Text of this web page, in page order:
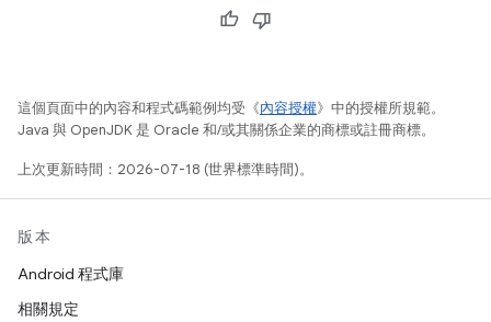
這個頁面中的內容和程式碼範例均受《內容授權》中的授權所規範。
Java 與 OpenJDK 是 Oracle 和/或其關係企業的商標或註冊商標。
上次更新時間：2026-07-18 (世界標準時間)。
版本
Android 程式庫
相關規定